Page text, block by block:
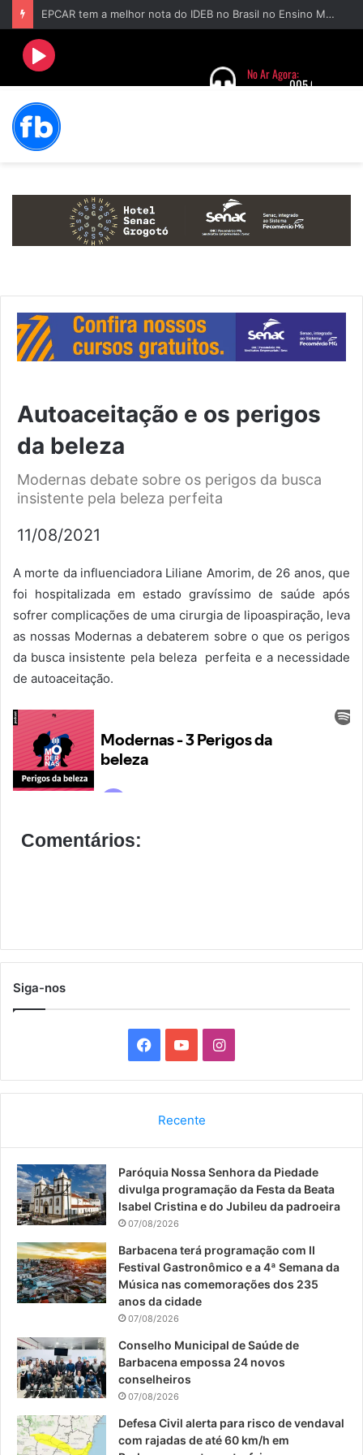
EPCAR tem a melhor nota do IDEB no Brasil no Ensino Médio
Autoaceitação e os perigos
da beleza
Modernas debate sobre os perigos da busca
insistente pela beleza perfeita
11/08/2021
A morte da influenciadora Liliane Amorim, de 26 anos, que
foi hospitalizada em estado gravíssimo de saúde após
sofrer complicações de uma cirurgia de lipoaspiração, leva
as nossas Modernas a debaterem sobre o que os perigos
da busca insistente pela beleza perfeita e a necessidade
de autoaceitação.
Comentários:
Siga-nos
a
b
o
k
o
u
b
I
n
a
g
a
Recente
Paróquia Nossa Senhora da Piedade
divulga programação da Festa da Beata
Isabel Cristina e do Jubileu da padroeira
07/08/2026
Barbacena terá programação com II
Festival Gastronômico e a 4ª Semana da
Música nas comemorações dos 235
anos da cidade
07/08/2026
Conselho Municipal de Saúde de
Barbacena empossa 24 novos
conselheiros
07/08/2026
Defesa Civil alerta para risco de vendaval
com rajadas de até 60 km/h em